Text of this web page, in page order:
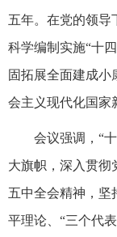
五年。在党的领导
科学编制实施“十
固拓展全面建成小
会主义现代化国家
会议强调，“
大旗帜，深入贯彻
五中全会精神，坚
平理论、“三个代